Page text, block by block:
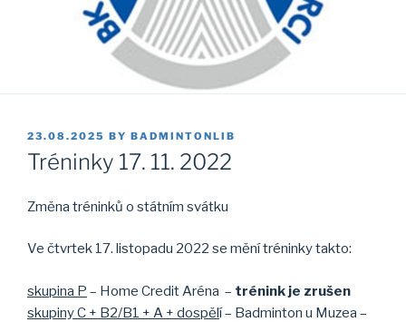
POSTED
ON
23.08.2025 BY BADMINTONLIB
Tréninky 17. 11. 2022
Změna tréninků o státním svátku
Ve čtvrtek 17. listopadu 2022 se mění tréninky takto:
skupina P – Home Credit Aréna – trénink je zrušen
skupiny C + B2/B1 + A + dospělí – Badminton u Muzea –